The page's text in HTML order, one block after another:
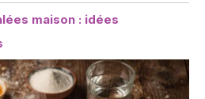
maison : idées